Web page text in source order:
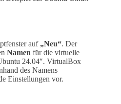
auf „Neu“. Der
Namen für die virtuelle
24.04″. VirtualBox
des Namens
Einstellungen vor.